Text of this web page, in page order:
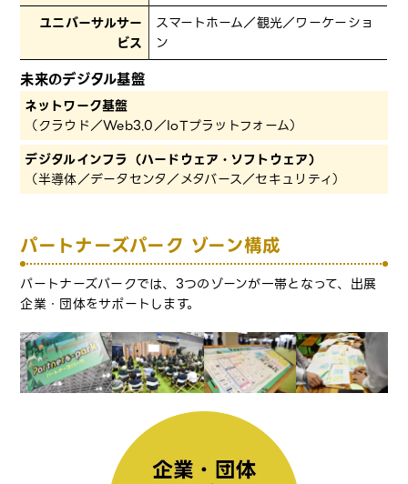
ユニバーサルサー
ビス
スマートホーム／観光／ワーケーショ
ン
未来のデジタル基盤
ネットワーク基盤
（クラウド／Web3.0／IoTプラットフォーム）
デジタルインフラ（ハードウェア・ソフトウェア）
（半導体／データセンタ／メタバース／セキュリティ）
パートナーズパーク ゾーン構成
パートナーズパークでは、3つのゾーンが一帯となって、出展
企業・団体をサポートします。